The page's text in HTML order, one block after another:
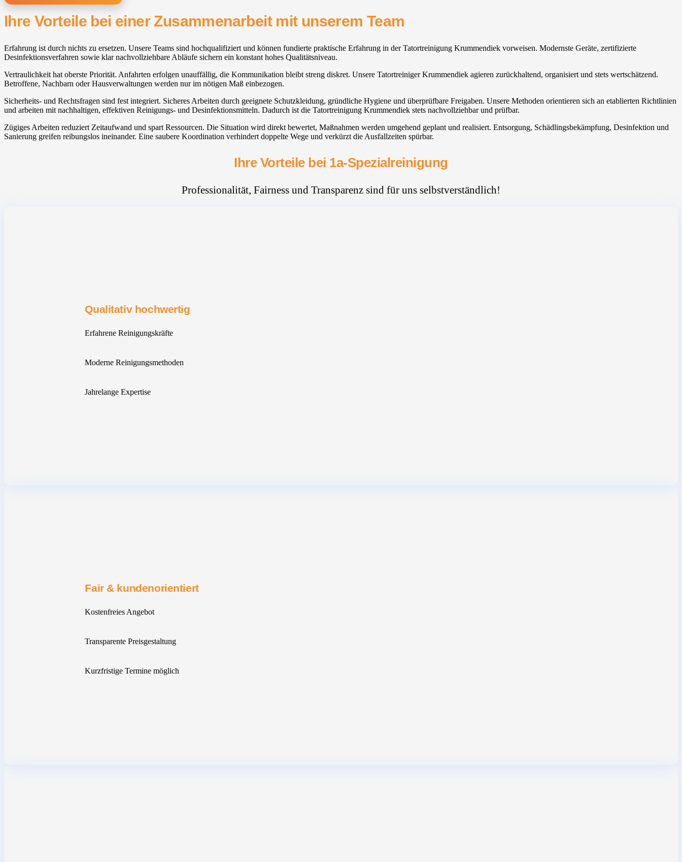
Ihre Vorteile bei einer Zusammenarbeit mit unserem Team
Erfahrung ist durch nichts zu ersetzen. Unsere Teams sind hochqualifiziert und können fundierte praktische Erfahrung in der Tatortreinigung Krummendiek vorweisen. Modernste Geräte, zertifizierte
Desinfektionsverfahren sowie klar nachvollziehbare Abläufe sichern ein konstant hohes Qualitätsniveau.
Vertraulichkeit hat oberste Priorität. Anfahrten erfolgen unauffällig, die Kommunikation bleibt streng diskret. Unsere Tatortreiniger Krummendiek agieren zurückhaltend, organisiert und stets wertschätzend.
Betroffene, Nachbarn oder Hausverwaltungen werden nur im nötigen Maß einbezogen.
Sicherheits- und Rechtsfragen sind fest integriert. Sicheres Arbeiten durch geeignete Schutzkleidung, gründliche Hygiene und überprüfbare Freigaben. Unsere Methoden orientieren sich an etablierten Richtlinien
und arbeiten mit nachhaltigen, effektiven Reinigungs- und Desinfektionsmitteln. Dadurch ist die Tatortreinigung Krummendiek stets nachvollziehbar und prüfbar.
Zügiges Arbeiten reduziert Zeitaufwand und spart Ressourcen. Die Situation wird direkt bewertet, Maßnahmen werden umgehend geplant und realisiert. Entsorgung, Schädlingsbekämpfung, Desinfektion und
Sanierung greifen reibungslos ineinander. Eine saubere Koordination verhindert doppelte Wege und verkürzt die Ausfallzeiten spürbar.
Ihre Vorteile bei 1a-Spezialreinigung
Professionalität, Fairness und Transparenz sind für uns selbstverständlich!
Qualitativ hochwertig
Erfahrene Reinigungskräfte
Moderne Reinigungsmethoden
Jahrelange Expertise
Fair & kundenorientiert
Kostenfreies Angebot
Transparente Preisgestaltung
Kurzfristige Termine möglich